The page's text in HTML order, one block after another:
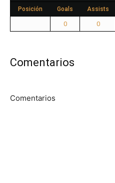
Posición Goals Assists
0 0
Comentarios
Comentarios